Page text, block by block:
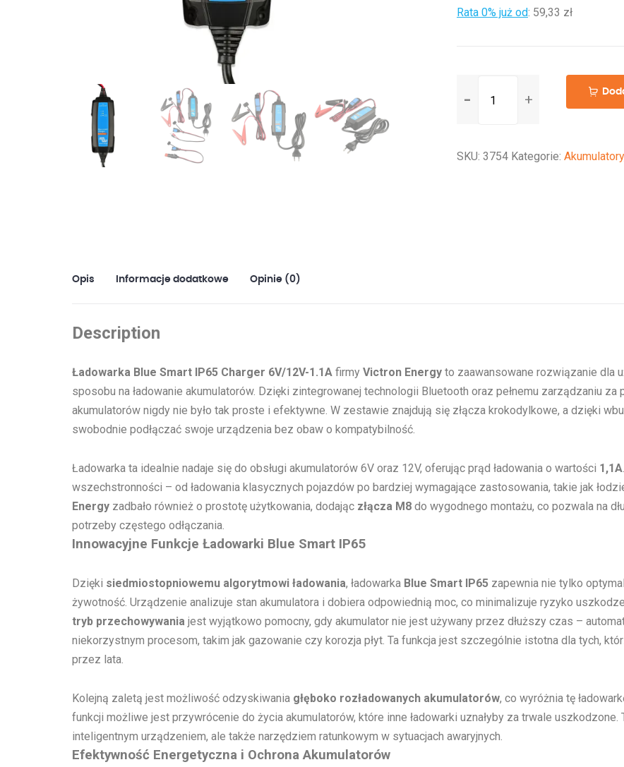
Rata 0% już od: 59,33 zł
Blue
Charger
SKU: 3754 Kategorie: Akumulatory
Opis Informacje dodatkowe Opinie (0)
Description
Ładowarka Blue Smart IP65 Charger 6V/12V-1.1A firmy Victron Energy to zaawansowane rozwiązanie dla
sposobu na ładowanie akumulatorów. Dzięki zintegrowanej technologii Bluetooth oraz pełnemu zarządzaniu za
akumulatorów nigdy nie było tak proste i efektywne. W zestawie znajdują się złącza krokodylkowe, a dzięki
swobodnie podłączać swoje urządzenia bez obaw o kompatybilność.
Ładowarka ta idealnie nadaje się do obsługi akumulatorów 6V oraz 12V, oferując prąd ładowania o wartości 1,1A
wszechstronności – od ładowania klasycznych pojazdów po bardziej wymagające zastosowania, takie jak
Energy zadbało również o prostotę użytkowania, dodając złącza M8 do wygodnego montażu, co pozwala na
potrzeby częstego odłączania.
Innowacyjne Funkcje Ładowarki Blue Smart IP65
Dzięki siedmiostopniowemu algorytmowi ładowania, ładowarka Blue Smart IP65 zapewnia nie tylko
żywotność. Urządzenie analizuje stan akumulatora i dobiera odpowiednią moc, co minimalizuje ryzyko
tryb przechowywania jest wyjątkowo pomocny, gdy akumulator nie jest używany przez dłuższy czas –
niekorzystnym procesom, takim jak gazowanie czy korozja płyt. Ta funkcja jest szczególnie istotna dla tych,
przez lata.
Kolejną zaletą jest możliwość odzyskiwania głęboko rozładowanych akumulatorów, co wyróżnia tę
funkcji możliwe jest przywrócenie do życia akumulatorów, które inne ładowarki uznałyby za trwale uszkodzone.
inteligentnym urządzeniem, ale także narzędziem ratunkowym w sytuacjach awaryjnych.
Efektywność Energetyczna i Ochrona Akumulatorów